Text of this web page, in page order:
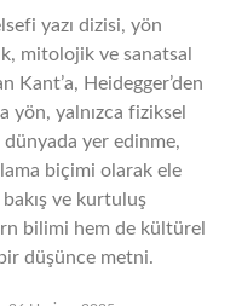
yazı dizisi, yön
mitolojik ve sanatsal
Kant’a, Heidegger’den
yön, yalnızca fiziksel
yer edinme,
biçimi olarak ele
bakış ve kurtuluş
bilimi hem de kültürel
düşünce metni.